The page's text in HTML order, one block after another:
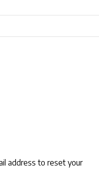
address to reset your